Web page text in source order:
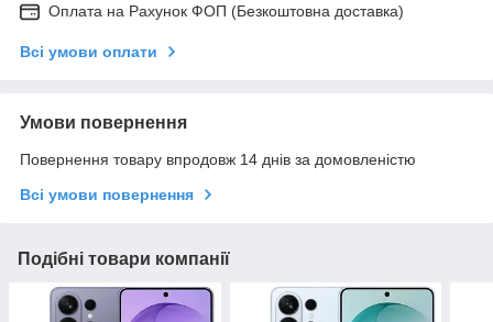
Оплата на Рахунок ФОП (Безкоштовна доставка)
Всі умови оплати
Умови повернення
Повернення товару впродовж 14 днів за домовленістю
Всі умови повернення
Подібні товари компанії